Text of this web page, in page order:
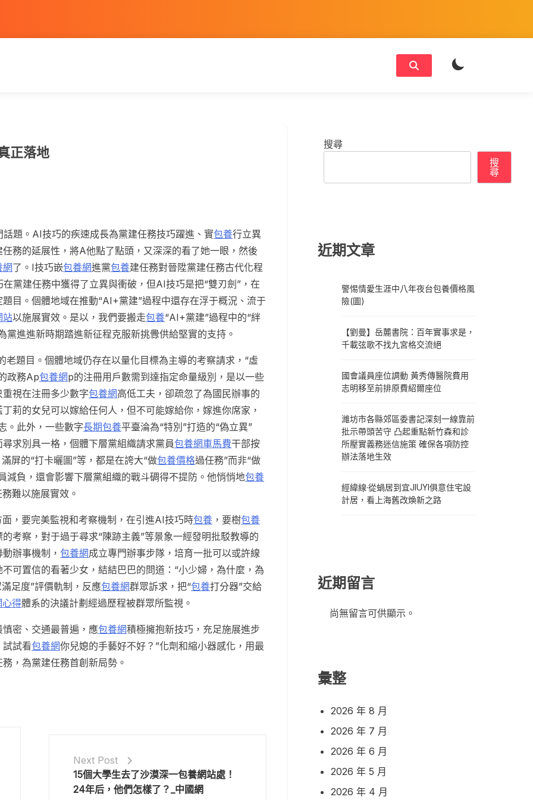
正落地
題。AI技巧的疾速成長為黨建任務技巧躍進、實包養行立異
務的延展性，將A他點了點頭，又深深的看了她一眼，然後
網了。I技巧嵌包養網進黨包養建任務對晉陞黨建任務古代化程
黨建任務中獲得了立異與衝破，但AI技巧是把“雙刃劍”，在
題目。個體地域在推動“AI+黨建”過程中還存在浮于概況、流于
站以施展實效。是以，我們要搬走包養“AI+黨建”過程中的“絆
黨進進新時期踏進新征程克服新挑釁供給堅實的支持。
老題目。個體地域仍存在以量化目標為主導的考察請求，“虛
政務Ap包養網p的注冊用戶數需到達指定命量級別，是以一些
視在注冊多少數字包養網高低工夫，卻疏忽了為國民辦事的
莉的女兒可以嫁給任何人，但不可能嫁給你，嫁進你席家，
。此外，一些數字長期包養平臺淪為“特別”打造的“偽立異”
尋求別具一格，個體下層黨組織請求黨員包養網車馬費干部按
屏的“打卡曬圖”等，都是在誇大“做包養價格過任務”而非“做
減負，還會影響下層黨組織的戰斗碉得不提防。他悄悄地包養
務難以施展實效。
，要完美監視和考察機制，在引進AI技巧時包養 ，要樹包養
考察，對于過于尋求“陳跡主義”等景象一經發明批駁教導的
辦事機制， 包養網成立專門辦事步隊，培育一批可以或許線
可置信的看著少女，結結巴巴的問道：“小少婦，為什麼，為
足度”評價軌制，反應包養網群眾訴求，把“包養打分器”交給
心得體系的決議計劃經過歷程被群眾所監視。
密、交通最普遍，應包養網積極擁抱新技巧，充足施展進步
試試看包養網你兒媳的手藝好不好？”化劑和縮小器感化，用最
，為黨建任務首創新局勢。
Next Post
15個大學生去了沙漠深一包養網站處！
24年后，他們怎樣了？_中國網
搜尋
搜
尋
近期文章
警惕情愛生涯中八年夜台包養價格風
險(圖)
【劉曼】岳麓書院：百年實事求是，
千載弦歌不找九宮格交流絕
國會議員座位調動 黃秀傳醫院費用
志明移至前排原費紹爾座位
濰坊市各縣郊區委書記深刻一線靠前
批示帶頭苦守 凸起重點新竹森和診
所壓實義務迷信施策 確保各項防控
辦法落地生效
經緯線·從蝸居到宜JIUYI俱意住宅設
計居，看上海舊改煥新之路
近期留言
尚無留言可供顯示。
彙整
2026 年 8 月
2026 年 7 月
2026 年 6 月
2026 年 5 月
2026 年 4 月